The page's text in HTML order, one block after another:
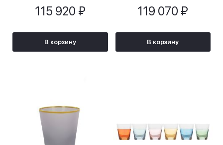
115 920 ₽
В корзину
119 070 ₽
В корзину